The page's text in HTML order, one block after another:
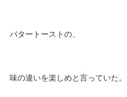
バタートーストの、
味の違いを楽しめと言っていた。